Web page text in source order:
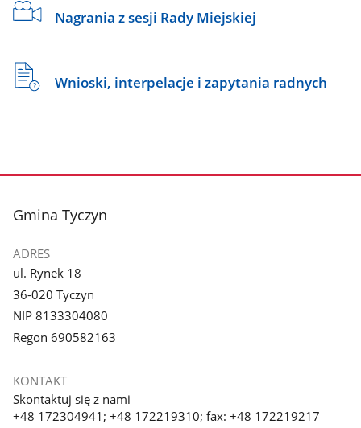
Nagrania z sesji Rady Miejskiej
Wnioski, interpelacje i zapytania radnych
stopka
Gmina Tyczyn
ADRES
ul. Rynek 18
36-020 Tyczyn
NIP 8133304080
Regon 690582163
KONTAKT
Skontaktuj się z nami
+48 172304941; +48 172219310; fax: +48 172219217